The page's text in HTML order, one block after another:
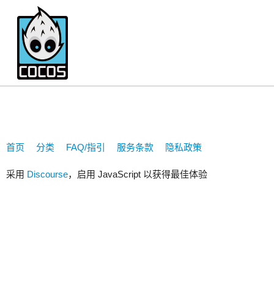
wuyun2
首页 分类 FAQ/指引 服务条款 隐私政策
采用 Discourse，启用 JavaScript 以获得最佳体验